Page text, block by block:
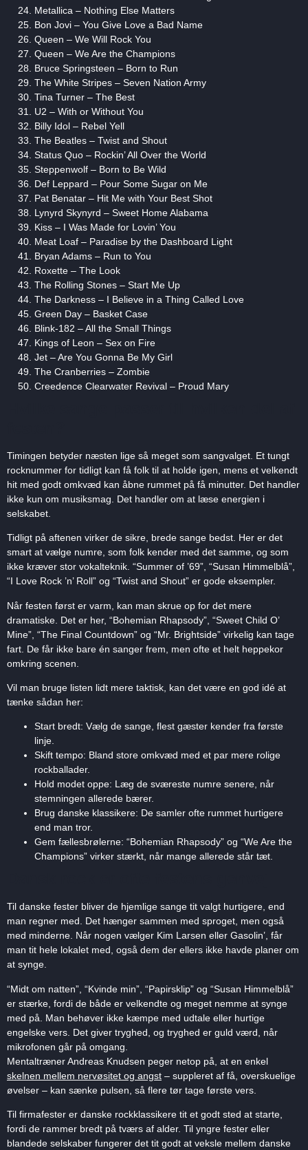
Metallica – Nothing Else Matters
Bon Jovi – You Give Love a Bad Name
Queen – We Will Rock You
Queen – We Are the Champions
Bruce Springsteen – Born to Run
The White Stripes – Seven Nation Army
Tina Turner – The Best
U2 – With or Without You
Billy Idol – Rebel Yell
The Beatles – Twist and Shout
Status Quo – Rockin’ All Over the World
Steppenwolf – Born to Be Wild
Def Leppard – Pour Some Sugar on Me
Pat Benatar – Hit Me with Your Best Shot
Lynyrd Skynyrd – Sweet Home Alabama
Kiss – I Was Made for Lovin’ You
Meat Loaf – Paradise by the Dashboard Light
Bryan Adams – Run to You
Roxette – The Look
The Rolling Stones – Start Me Up
The Darkness – I Believe in a Thing Called Love
Green Day – Basket Case
Blink-182 – All the Small Things
Kings of Leon – Sex on Fire
Jet – Are You Gonna Be My Girl
The Cranberries – Zombie
Creedence Clearwater Revival – Proud Mary
Timingen betyder næsten lige så meget som sangvalget. Et tungt
rocknummer for tidligt kan få folk til at holde igen, mens et velkendt
hit med godt omkvæd kan åbne rummet på få minutter. Det handler
ikke kun om musiksmag. Det handler om at læse energien i
selskabet.
Tidligt på aftenen virker de sikre, brede sange bedst. Her er det
smart at vælge numre, som folk kender med det samme, og som
ikke kræver stor vokalteknik. “Summer of ’69”, “Susan Himmelblå”,
“I Love Rock ’n’ Roll” og “Twist and Shout” er gode eksempler.
Når festen først er varm, kan man skrue op for det mere
dramatiske. Det er her, “Bohemian Rhapsody”, “Sweet Child O’
Mine”, “The Final Countdown” og “Mr. Brightside” virkelig kan tage
fart. De får ikke bare én sanger frem, men ofte et helt heppekor
omkring scenen.
Vil man bruge listen lidt mere taktisk, kan det være en god idé at
tænke sådan her:
Start bredt: Vælg de sange, flest gæster kender fra første
linje.
Skift tempo: Bland store omkvæd med et par mere rolige
rockballader.
Hold modet oppe: Læg de sværeste numre senere, når
stemningen allerede bærer.
Brug danske klassikere: De samler ofte rummet hurtigere
end man tror.
Gem fællesbrølerne: “Bohemian Rhapsody” og “We Are the
Champions” virker stærkt, når mange allerede står tæt.
Til danske fester bliver de hjemlige sange tit valgt hurtigere, end
man regner med. Det hænger sammen med sproget, men også
med minderne. Når nogen vælger Kim Larsen eller Gasolin’, får
man tit hele lokalet med, også dem der ellers ikke havde planer om
at synge.
“Midt om natten”, “Kvinde min”, “Papirsklip” og “Susan Himmelblå”
er stærke, fordi de både er velkendte og meget nemme at synge
med på. Man behøver ikke kæmpe med udtale eller hurtige
engelske vers. Det giver tryghed, og tryghed er guld værd, når
mikrofonen går på omgang.
Mentaltræner Andreas Knudsen peger netop på, at en enkel
skelnen mellem nervøsitet og angst – suppleret af få, overskuelige
øvelser – kan sænke pulsen, så flere tør tage første vers.
Til firmafester er danske rockklassikere tit et godt sted at starte,
fordi de rammer bredt på tværs af alder. Til yngre fester eller
blandede selskaber fungerer det tit godt at veksle mellem danske